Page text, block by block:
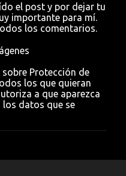
el post y por dejar tu
importante para mí.
los comentarios.
sobre Protección de
los que quieran
a que aparezca
datos que se